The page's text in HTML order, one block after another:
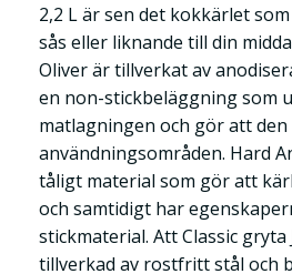
2,2 L är sen det kokkärlet
sås eller liknande till din
Oliver är tillverkat av
en non-stickbeläggning som
matlagningen och gör att
användningsområden. Hard
tåligt material som gör att
och samtidigt har
stickmaterial. Att Classic gryta
tillverkad av rostfritt stål och